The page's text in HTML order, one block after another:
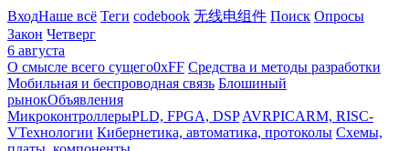
ВходНаше всё Теги codebook 无线电组件 Поиск Опросы
Закон Четверг
6 августа
О смысле всего сущего0xFF Средства и методы разработки
Мобильная и беспроводная связь Блошиный
рынокОбъявления
МикроконтроллерыPLD, FPGA, DSP AVRPICARM, RISC-
VТехнологии Кибернетика, автоматика, протоколы Схемы,